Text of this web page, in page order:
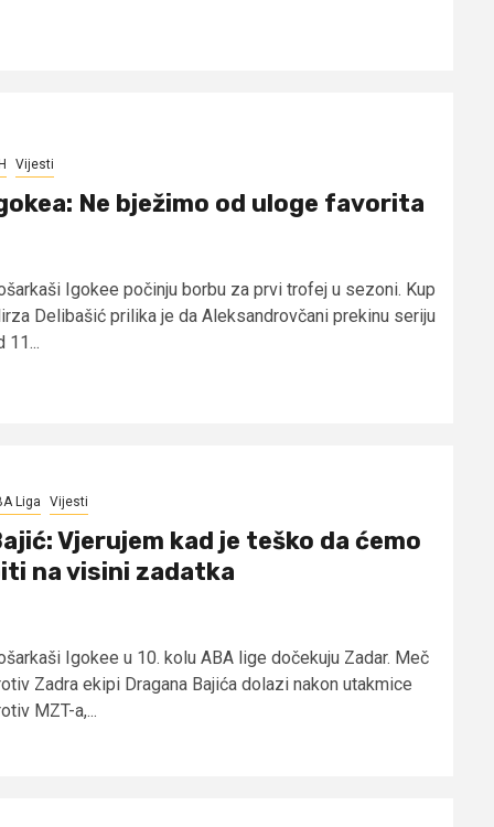
Vijesti
Ne bježimo od uloge favorita
Igokee počinju borbu za prvi trofej u sezoni. Kup
Delibašić prilika je da Aleksandrovčani prekinu seriju
11...
Liga Vijesti
Vjerujem kad je teško da ćemo
na visini zadatka
Igokee u 10. kolu ABA lige dočekuju Zadar. Meč
Zadra ekipi Dragana Bajića dolazi nakon utakmice
MZT-a,...